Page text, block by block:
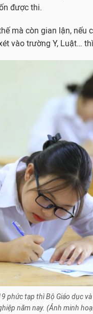
được thi.
mà còn gian lận, nếu
vào trường Y, Luật…
phức tạp thì Bộ Giáo dục
năm nay. (Ảnh minh